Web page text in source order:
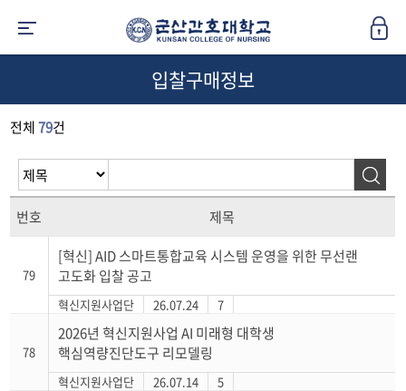
입찰구매정보
전체79건
번호 제목
79
[혁신] AID 스마트통합교육 시스템 운영을 위한 무선랜
고도화 입찰 공고
혁신지원사업단 26.07.24 7
78
2026년 혁신지원사업 AI 미래형 대학생
핵심역량진단도구 리모델링
혁신지원사업단 26.07.14 5